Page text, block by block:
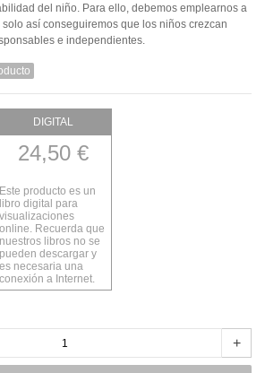
del niño. Para ello, debemos emplearnos a
así conseguiremos que los niños crezcan
e independientes.
DIGITAL
24,50 €
Este producto es un
libro digital para
visualizaciones
online. Recuerda que
nuestros libros no se
pueden descargar y
es necesaria una
conexión a Internet.
+